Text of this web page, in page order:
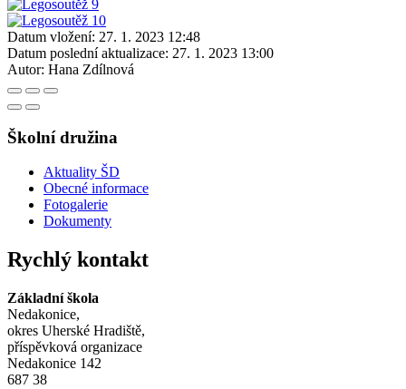
Datum vložení: 27. 1. 2023 12:48
Datum poslední aktualizace: 27. 1. 2023 13:00
Autor: Hana Zdílnová
Školní družina
Aktuality ŠD
Obecné informace
Fotogalerie
Dokumenty
Rychlý kontakt
Základní škola
Nedakonice,
okres Uherské Hradiště,
příspěvková organizace
Nedakonice 142
687 38